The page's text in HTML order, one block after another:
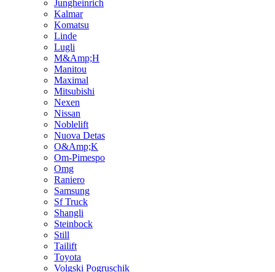
Jungheinrich
Kalmar
Komatsu
Linde
Lugli
M&Amp;H
Manitou
Maximal
Mitsubishi
Nexen
Nissan
Noblelift
Nuova Detas
O&Amp;K
Om-Pimespo
Omg
Raniero
Samsung
Sf Truck
Shangli
Steinbock
Still
Tailift
Toyota
Volgski Pogruschik